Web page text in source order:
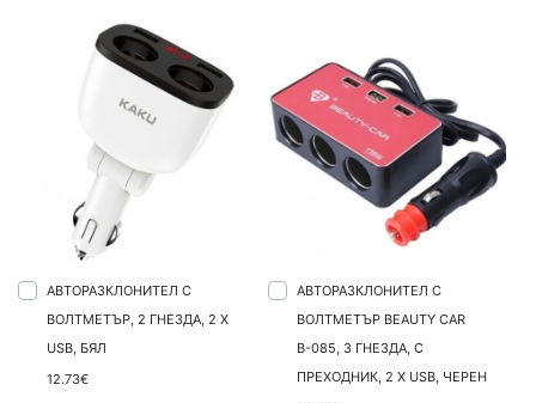
АВТОРАЗКЛОНИТЕЛ С
ВОЛТМЕТЪР, 2 ГНЕЗДА, 2 X
USB, БЯЛ
12.73€
АВТОРАЗКЛОНИТЕЛ С
ВОЛТМЕТЪР BEAUTY CAR
В-085, 3 ГНЕЗДА, С
ПРЕХОДНИК, 2 X USB, ЧЕРЕН